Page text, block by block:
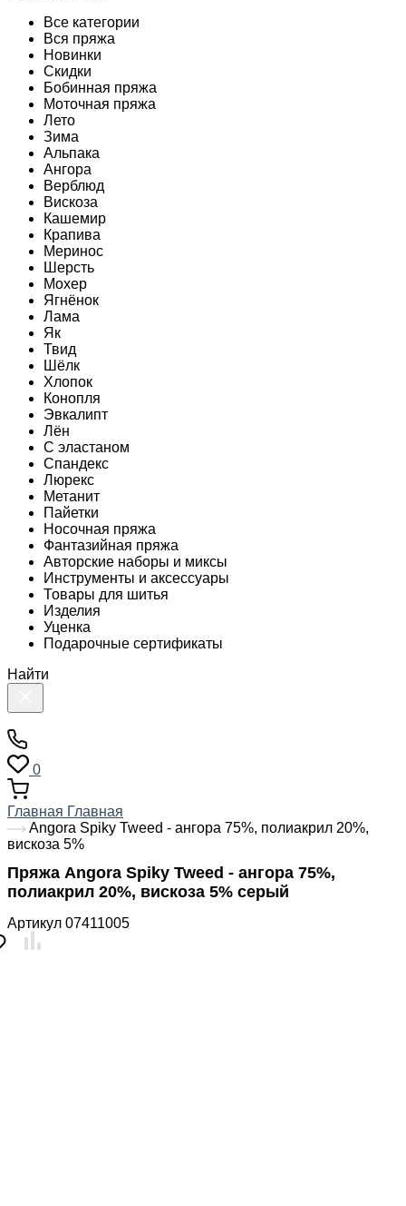
Все категории
Вся пряжа
Новинки
Скидки
Бобинная пряжа
Моточная пряжа
Лето
Зима
Альпака
Ангора
Верблюд
Вискоза
Кашемир
Крапива
Меринос
Шерсть
Мохер
Ягнёнок
Лама
Як
Твид
Шёлк
Хлопок
Конопля
Эвкалипт
Лён
C эластаном
Спандекс
Люрекс
Метанит
Пайетки
Носочная пряжа
Фантазийная пряжа
Авторские наборы и миксы
Инструменты и аксессуары
Товары для шитья
Изделия
Уценка
Подарочные сертификаты
Найти
0
Главная Главная
Angora Spiky Tweed - ангора 75%, полиакрил 20%,
вискоза 5%
Пряжа Angora Spiky Tweed - ангора 75%,
полиакрил 20%, вискоза 5% серый
Артикул 07411005